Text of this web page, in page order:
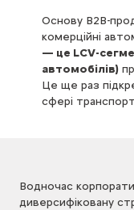
Основу B2B-
комерційні
— це LCV-
автомобілів)
Це ще раз
сфері
Водночас
диверсифіковану